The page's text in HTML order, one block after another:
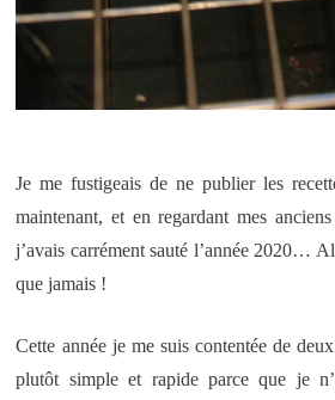
Je me fustigeais de ne publier les
maintenant, et en regardant mes
j’avais carrément sauté l’année 2020…
que jamais !
Cette année je me suis contentée de
plutôt simple et rapide parce que je